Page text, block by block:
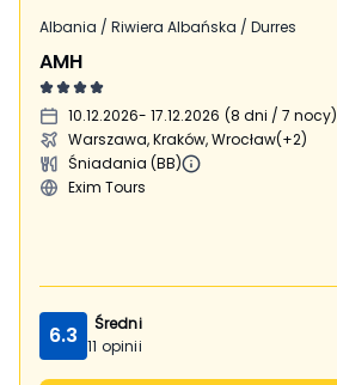
Albania / Riwiera Albańska / Durres
AMH
10.12.2026- 17.12.2026 (8 dni / 7 nocy)
Warszawa, Kraków, Wrocław(+2)
Śniadania (BB)
Exim Tours
6.3
Średni
11 opinii